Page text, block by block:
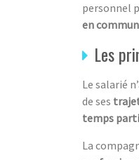
personnel
en commun
Les
Le salarié
de ses
temps
La